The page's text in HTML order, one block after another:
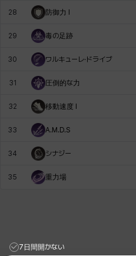
28 防御力 I
29 毒の足跡
30 ワルキューレ·ドライブ
31 圧倒的な力
32 移動速度 I
33 A.M.D.S
34 シナジー
35 重力場
7日間開かない